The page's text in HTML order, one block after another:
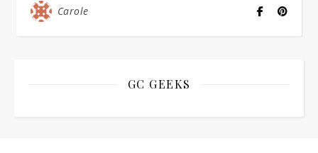
Carole
GC GEEKS